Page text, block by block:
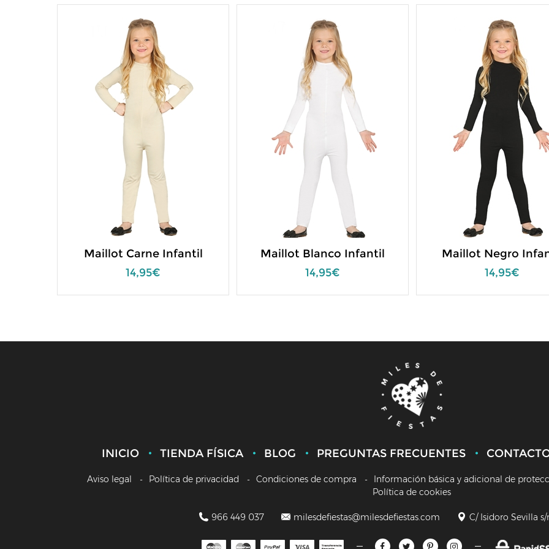
Maillot Carne Infantil
14,95€
Maillot Blanco Infantil
14,95€
Maillot Negro
14,95€
INICIO TIENDA FÍSICA BLOG PREGUNTAS FRECUENTES
Aviso legal Política de privacidad Condiciones de compra
Información básica y adicional de
Política de cookies
966 449 037 milesdefiestas@milesdefiestas.com C/ Isidoro Sevilla